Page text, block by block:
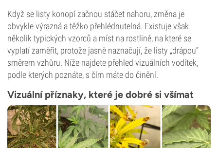
Když se listy konopí začnou stáčet nahoru, změna je
obvykle výrazná a těžko přehlédnutelná. Existuje však
několik typických vzorců a míst na rostlině, na které se
vyplatí zaměřit, protože jasně naznačují, že listy „drápou“
směrem vzhůru. Níže najdete přehled vizuálních vodítek,
podle kterých poznáte, s čím máte do činění.
Vizuální příznaky, které je dobré si všímat